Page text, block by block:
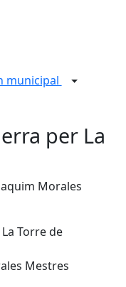
municipal
per La
Morales
Torre de
Mestres